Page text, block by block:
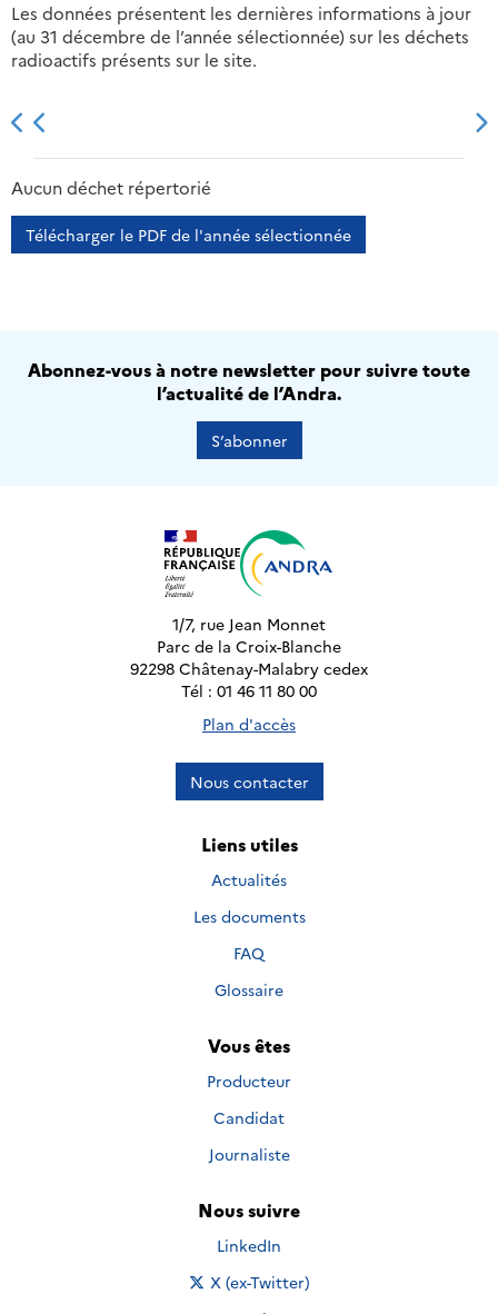
Les données présentent les dernières informations à jour
(au 31 décembre de l’année sélectionnée) sur les déchets
radioactifs présents sur le site.
2013 2014
Aucun déchet répertorié
Télécharger le PDF de l'année sélectionnée
Abonnez-vous à notre newsletter pour suivre toute
l’actualité de l’Andra.
S’abonner
1/7, rue Jean Monnet
Parc de la Croix-Blanche
92298 Châtenay-Malabry cedex
Tél : 01 46 11 80 00
Plan d'accès
Nous contacter
Liens utiles
Actualités
Les documents
FAQ
Glossaire
Vous êtes
Producteur
Candidat
Journaliste
Nous suivre
Nous suivre sur
LinkedIn
Nous suivre sur
X (ex-Twitter)